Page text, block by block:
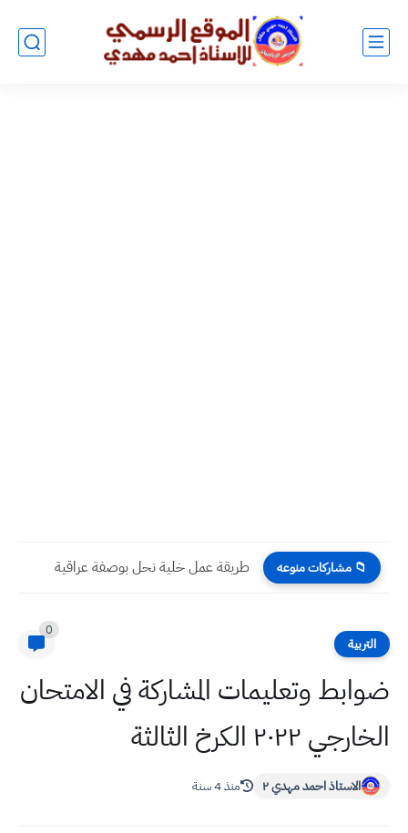
📁 مشاركات منوعه
التربية
0
ضوابط وتعليمات المشاركة في الامتحان
الخارجي ٢٠٢٢ الكرخ الثالثة
الاستاذ احمد مهدي ٢ منذ 4 سنة